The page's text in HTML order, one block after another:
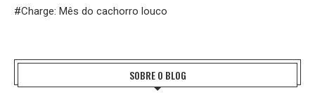
#Charge: Mês do cachorro louco
SOBRE O BLOG